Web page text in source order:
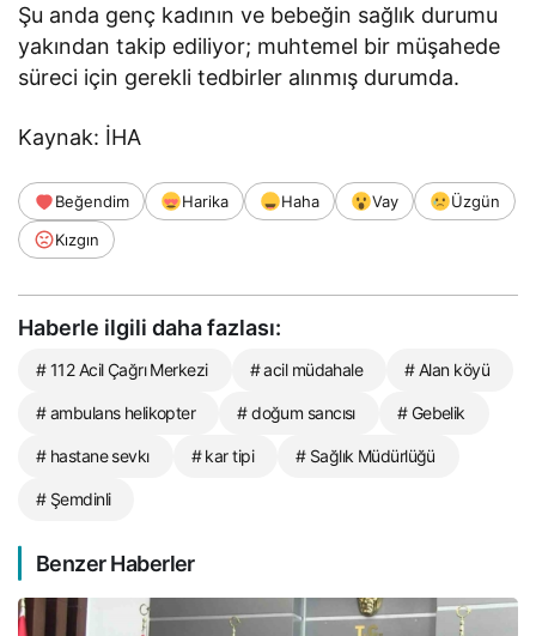
Şu anda genç kadının ve bebeğin sağlık durumu
yakından takip ediliyor; muhtemel bir müşahede
süreci için gerekli tedbirler alınmış durumda.
Kaynak: İHA
Beğendim Harika Haha Vay
Üzgün
Kızgın
Haberle ilgili daha fazlası:
# 112 Acil Çağrı Merkezi # acil müdahale # Alan köyü
# ambulans helikopter # doğum sancısı # Gebelik
# hastane sevkı # kar tipi # Sağlık Müdürlüğü
# Şemdinli
Benzer Haberler